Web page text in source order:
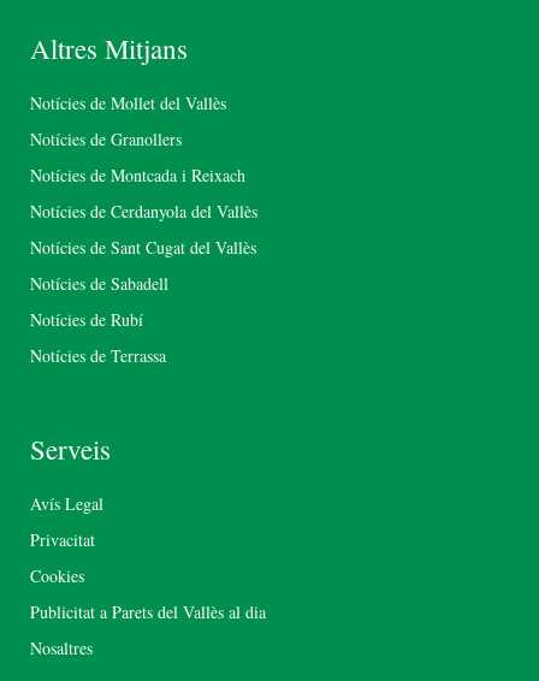
Altres Mitjans
Notícies de Mollet del Vallès
Notícies de Granollers
Notícies de Montcada i Reixach
Notícies de Cerdanyola del Vallès
Notícies de Sant Cugat del Vallès
Notícies de Sabadell
Notícies de Rubí
Notícies de Terrassa
Serveis
Avís Legal
Privacitat
Cookies
Publicitat a Parets del Vallès al dia
Nosaltres